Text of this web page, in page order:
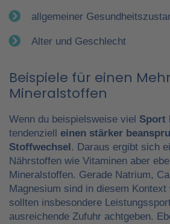
allgemeiner
Alter und Geschlecht
Beispiele für einen
Mineralstoffen
Wenn du beispielsweise viel Sport
tendenziell einen stärker
Stoffwechsel. Daraus ergibt sich
Nährstoffen wie Vitaminen aber
Mineralstoffen. Gerade Natrium,
Magnesium sind in diesem
sollten insbesondere
ausreichende Zufuhr achtgeben.